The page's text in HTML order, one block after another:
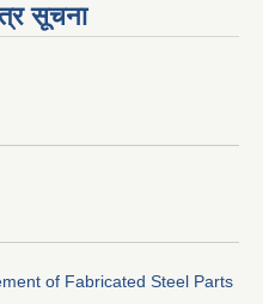
सूचना
of Fabricated Steel Parts